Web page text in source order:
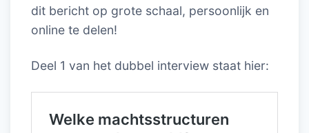
dit bericht op grote schaal, persoonlijk en
online te delen!
Deel 1 van het dubbel interview staat hier: